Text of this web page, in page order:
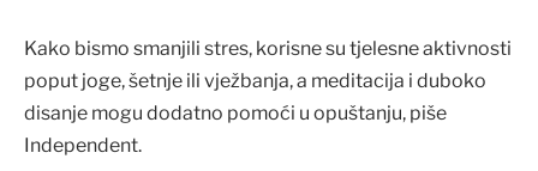
Kako bismo smanjili stres, korisne su tjelesne aktivnosti
poput joge, šetnje ili vježbanja, a meditacija i duboko
disanje mogu dodatno pomoći u opuštanju, piše
Independent.